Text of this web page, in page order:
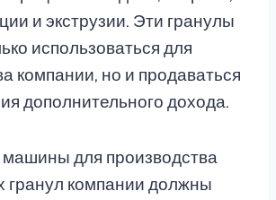
и экструзии. Эти гранулы
использоваться для
компании, но и продаваться
дополнительного дохода.
для производства
гранул компании должны